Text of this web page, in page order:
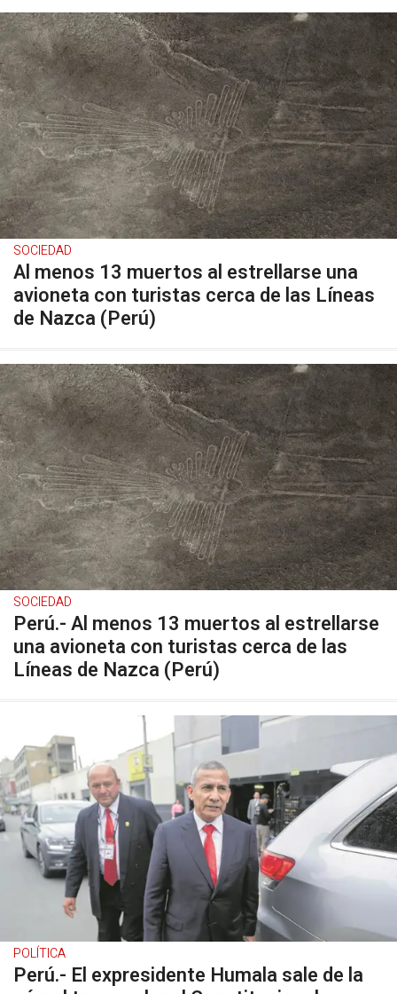
SOCIEDAD
Al menos 13 muertos al estrellarse una
avioneta con turistas cerca de las Líneas
de Nazca (Perú)
SOCIEDAD
Perú.- Al menos 13 muertos al estrellarse
una avioneta con turistas cerca de las
Líneas de Nazca (Perú)
POLÍTICA
Perú.- El expresidente Humala sale de la